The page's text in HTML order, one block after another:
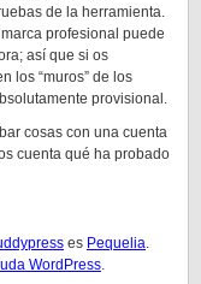
de la herramienta.
profesional puede
así que si os
los “muros” de los
provisional.
cosas con una cuenta
cuenta qué ha probado
es Pequelia.
WordPress.